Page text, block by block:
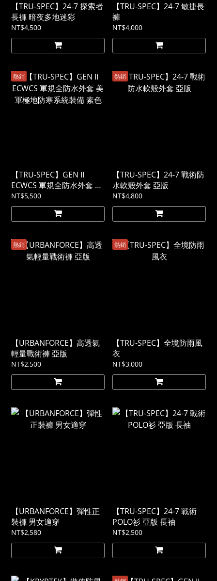
【TRU-SPEC】24-7 探索者
長褲 暗夜多地迷彩
NT$4,500
【TRU-SPEC】24-7 敏捷長
褲
NT$4,000
熱銷
【TRU-SPEC】GEN II
ECWCS 軍規全防水外套 美
軍極地防寒系統裝備 素色
NT$5,500
熱銷
【TRU-SPEC】24-7 戰術防
水軟殼外套 亞版
NT$4,800
熱銷
【URBANFORCE】高透氣
輕量戰術褲 亞版
NT$2,500
熱銷
【TRU-SPEC】全境防雨風
衣
NT$3,000
【URBANFORCE】彈性正
裝褲 男女適穿
NT$2,580
【TRU-SPEC】24-7 戰術
POLO衫 亞版 長袖
NT$2,500